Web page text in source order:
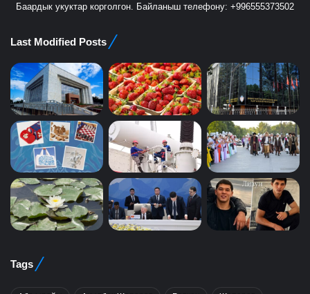
Баардык укуктар корголгон. Байланыш телефону: +996555373502
Last Modified Posts
Tags